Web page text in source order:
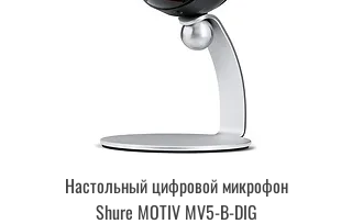
Настольный цифровой микрофон
Shure MOTIV MV5-B-DIG